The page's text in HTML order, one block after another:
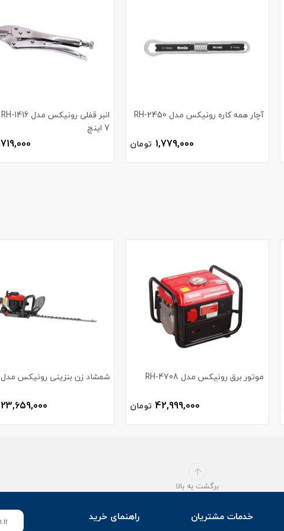
آچار همه کاره رونیکس مدل RH-2450
1,779,000 تومان
7 اینچ
719,000
موتور برق رونیکس مدل RH-4708
42,999,000 تومان
شمشاد زن بنزینی رونیکس مدل 4965
23,659,000
برگشت به بالا
خدمات مشتریان راهنمای خرید